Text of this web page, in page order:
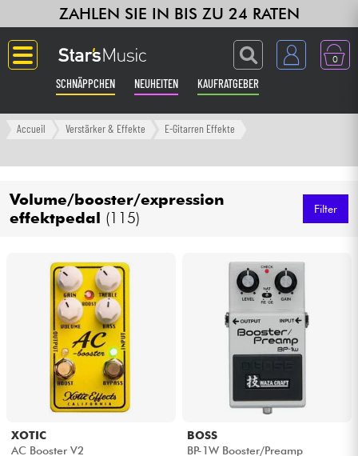
ZAHLEN SIE IN BIS ZU 24 RATEN
0
SCHNÄPPCHEN NEUHEITEN KAUFRATGEBER
Langue
Verstärker & Effekte
Synths & samplers
Studio
Kopfhörer
Mikros
Accueil Verstärker & Effekte E-Gitarren Effekte
Volume/booster/expression
effektpedal (115) Filter
XOTIC
AC Booster V2
BOSS
BP-1W Booster/Preamp